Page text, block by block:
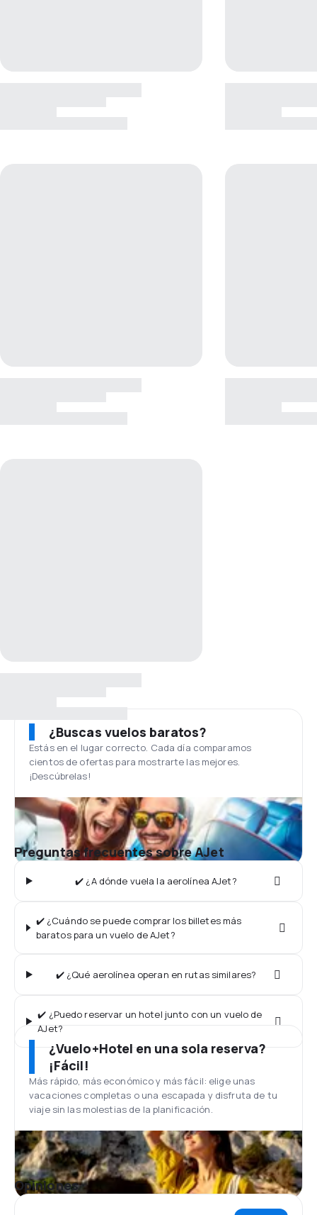
¿Buscas vuelos baratos?
Estás en el lugar correcto. Cada día comparamos
cientos de ofertas para mostrarte las mejores.
¡Descúbrelas!
Preguntas frecuentes sobre AJet
✔️ ¿A dónde vuela la aerolínea AJet?
✔️ ¿Cuándo se puede comprar los billetes más
baratos para un vuelo de AJet?
✔️ ¿Qué aerolínea operan en rutas similares?
✔️ ¿Puedo reservar un hotel junto con un vuelo de
AJet?
¿Vuelo+Hotel en una sola reserva?
¡Fácil!
Más rápido, más económico y más fácil: elige unas
vacaciones completas o una escapada y disfruta de tu
viaje sin las molestias de la planificación.
Opiniones